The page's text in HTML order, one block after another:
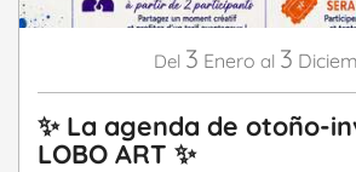
Del 3 Enero al 3
✨ La agenda de otoño-
LOBO ART ✨